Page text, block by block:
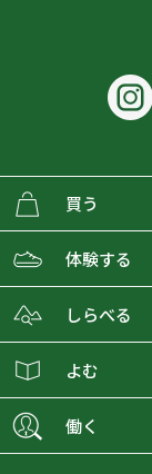
買う
取り扱
ショッ
会員募
体験する
おとな
グラビ
しらべる
登山レ
よむ
働く